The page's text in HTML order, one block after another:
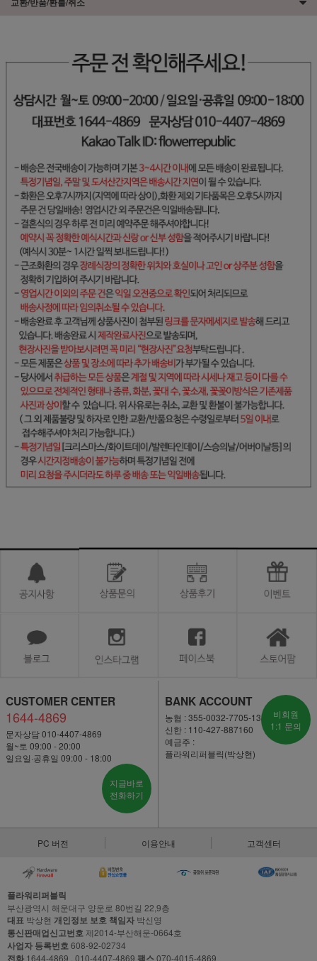
CUSTOMER CENTER
1644-4869
문자상담 010-4407-4869
월~토 09:00 - 20:00
일요일·공휴일 09:00 - 18:00
지금바로
전화하기
BANK ACCOUNT
농협 : 355-0032-7705-13
신한 : 110-427-887160
예금주 :
플라워리퍼블릭(박상현)
비회원
1:1 문의
PC 버전 이용안내 고객센터
플라워리퍼블릭
부산광역시 해운대구 양운로 80번길 22,9층
대표 박상현 개인정보 보호 책임자 박신영
통신판매업신고번호 제2014-부산해운-0664호
사업자 등록번호 608-92-02734
전화 1644-4869 , 010-4407-4869 팩스070-4015-4869